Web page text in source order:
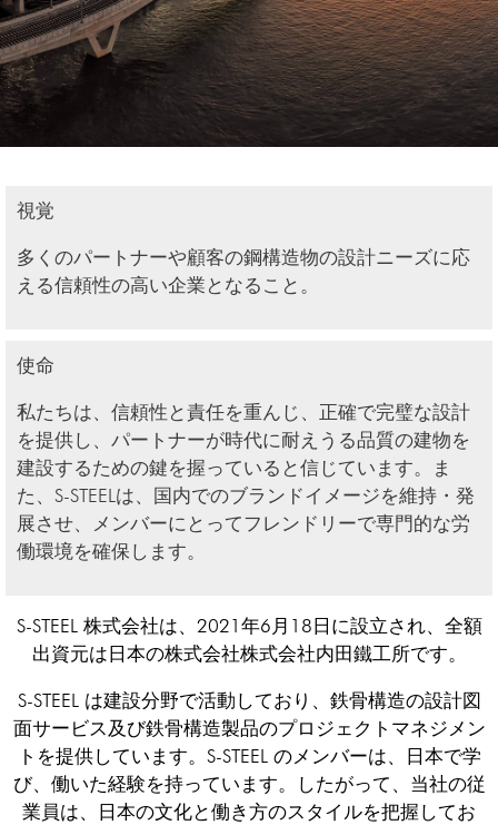
視覚
多くのパートナーや顧客の鋼構造物の設計ニーズに応
える信頼性の高い企業となること。
使命
私たちは、信頼性と責任を重んじ、正確で完璧な設計
を提供し、パートナーが時代に耐えうる品質の建物を
建設するための鍵を握っていると信じています。ま
た、S-STEELは、国内でのブランドイメージを維持・発
展させ、メンバーにとってフレンドリーで専門的な労
働環境を確保します。
S-STEEL 株式会社は、2021年6月18日に設立され、全額
出資元は日本の株式会社株式会社内田鐵工所です。
S-STEEL は建設分野で活動しており、鉄骨構造の設計図
面サービス及び鉄骨構造製品のプロジェクトマネジメン
トを提供しています。S-STEEL のメンバーは、日本で学
び、働いた経験を持っています。したがって、当社の従
業員は、日本の文化と働き方のスタイルを把握してお